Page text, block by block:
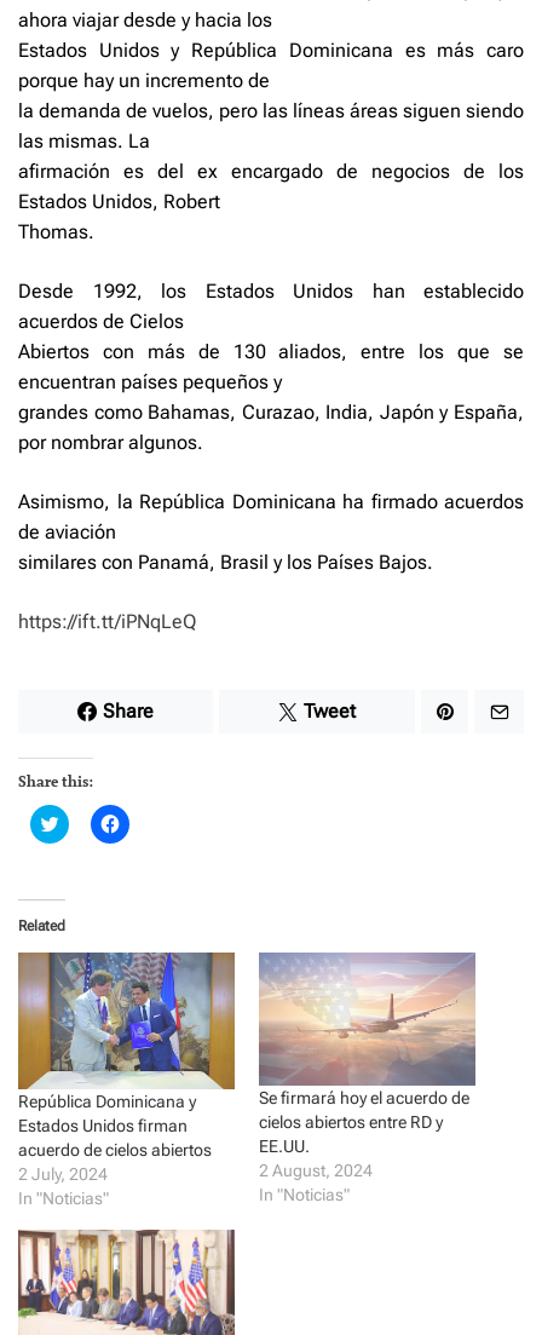
ahora viajar desde y hacia los
Estados Unidos y República Dominicana es más caro
porque hay un incremento de
la demanda de vuelos, pero las líneas áreas siguen siendo
las mismas. La
afirmación es del ex encargado de negocios de los
Estados Unidos, Robert
Thomas.
Desde 1992, los Estados Unidos han establecido
acuerdos de Cielos
Abiertos con más de 130 aliados, entre los que se
encuentran países pequeños y
grandes como Bahamas, Curazao, India, Japón y España,
por nombrar algunos.
Asimismo, la República Dominicana ha firmado acuerdos
de aviación
similares con Panamá, Brasil y los Países Bajos.
https://ift.tt/iPNqLeQ
Share Tweet
Share this:
C
l
t
o
s
a
r
e
o
n
T
w
i
t
t
e
r
(
O
p
e
s
i
n
n
e
w
C
l
a
r
e
o
n
F
a
c
e
b
o
o
k
n
s
n
n
e
w
Related
República Dominicana y
Estados Unidos firman
acuerdo de cielos abiertos
2 July, 2024
In "Noticias"
Se firmará hoy el acuerdo de
cielos abiertos entre RD y
EE.UU.
2 August, 2024
In "Noticias"